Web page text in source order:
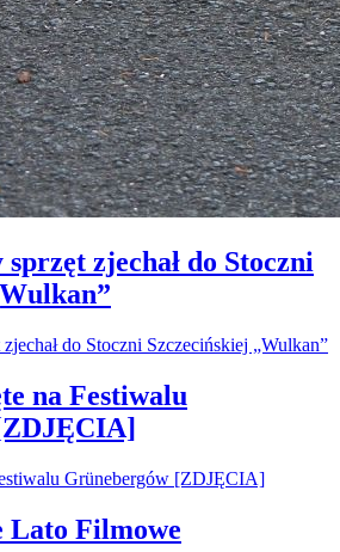
zjechał do Stoczni
na Festiwalu
Lato Filmowe